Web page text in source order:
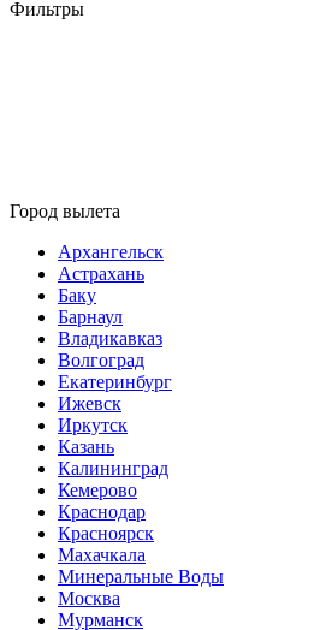
Фильтры
Город вылета
Архангельск
Астрахань
Баку
Барнаул
Владикавказ
Волгоград
Екатеринбург
Ижевск
Иркутск
Казань
Калининград
Кемерово
Краснодар
Красноярск
Махачкала
Минеральные Воды
Москва
Мурманск